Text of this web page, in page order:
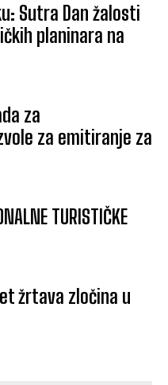
Sutra Dan žalosti
planinara na
za
za emitiranje za
TURISTIČKE
žrtava zločina u